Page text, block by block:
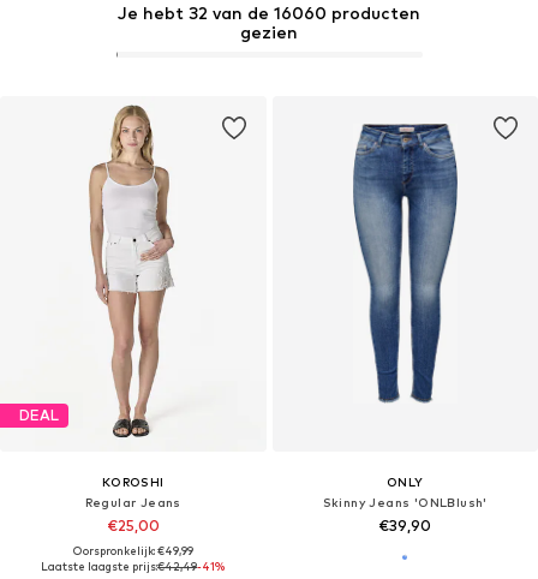
DEAL
KOROSHI
Regular Jeans
€25,00
Oorspronkelijk: €49,99
Laatste laagste prijs:€42,49-41%
ONLY
Skinny Jeans 'ONLBlush'
€39,90
Je hebt 32 van de 16060 producten
gezien